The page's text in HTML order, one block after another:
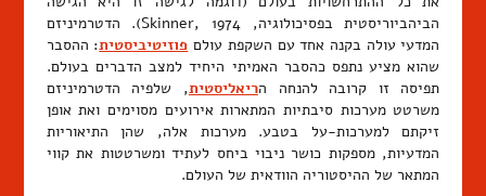
הביהביוריסטית בפסיכולוגיה, Skinner, 1974). הדטרמיניזם
המדעי עולה בקנה אחד עם השקפת עולם פוזיטיביסטית: ההסבר
שהוא מציע נתפס כהסבר האמיתי היחיד למצב הדברים בעולם.
תפיסה זו קרובה להנחה הריאליסטית, שלפיה הדטרמיניזם
משרטט מערכות סיבתיות המתארות אירועים מסוימים ואת אופן
זיקתם למערכות-על בטבע. מערכות אלה, שהן התיאוריות
המדעיות, מספקות כושר ניבוי ביחס לעתיד ומשרטטות את קווי
המתאר של ההיסטוריה הוודאית של העולם.